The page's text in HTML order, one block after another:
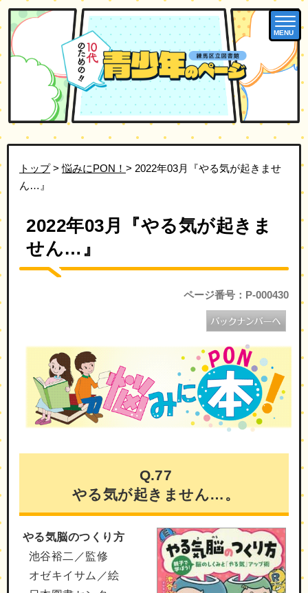
MENU
トップ>悩みにPON！ > 2022年03月『やる気が起きませ
ん…』
2022年03月『やる気が起きま
せん…』
ページ番号：P-000430
Q.77
やる気が起きません…。
やる気脳のつくり方
池谷裕二／監修
オゼキイサム／絵